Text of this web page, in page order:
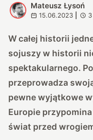
M
Mateusz Łysoń
15.06.2023 3
W całej historii
sojuszy w historii
spektakularnego.
przeprowadza
pewne wyjątkowe
Europie
świat przed